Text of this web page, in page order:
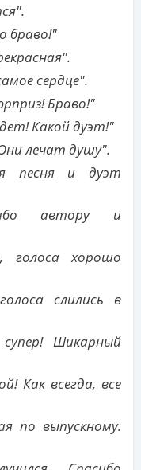
браво!"
сердце".
Браво!"
Какой дуэт!"
лечат душу".
песня и дуэт
автору и
голоса хорошо
слились в
Шикарный
Как всегда, все
по выпускному.